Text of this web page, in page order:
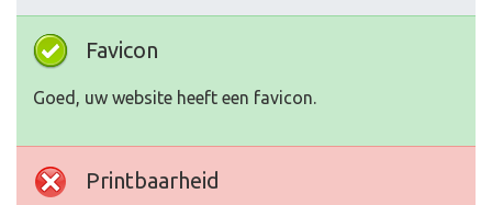
Favicon
Goed, uw website heeft een favicon.
Printbaarheid